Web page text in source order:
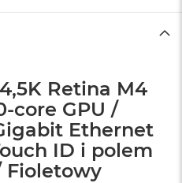
Retina M4
core GPU /
Ethernet
ID i polem
Fioletowy